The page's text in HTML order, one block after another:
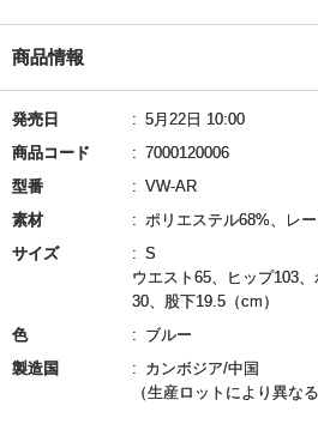
商品情報
発売日
5月22日 10:00
商品コード
7000120006
型番
VW-AR
素材
ポリエステル68%、レ
サイズ
S
ウエスト65、ヒップ103
30、股下19.5（cm）
色
ブルー
製造国
カンボジア/中国
（生産ロットにより異なる